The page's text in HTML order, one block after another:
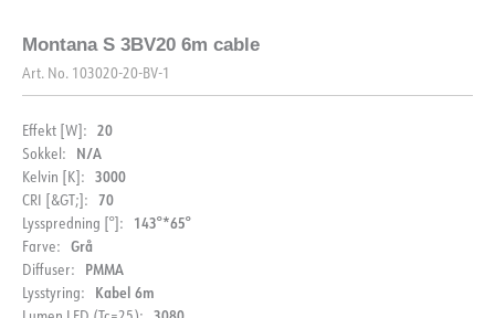
Montana S 3BV20 6m cable
Art. No. 103020-20-BV-1
Effekt [W]: 20
Sokkel: N/A
Kelvin [K]: 3000
CRI [&GT;]: 70
Lysspredning [°]: 143°*65°
Farve: Grå
Diffuser: PMMA
Lysstyring: Kabel 6m